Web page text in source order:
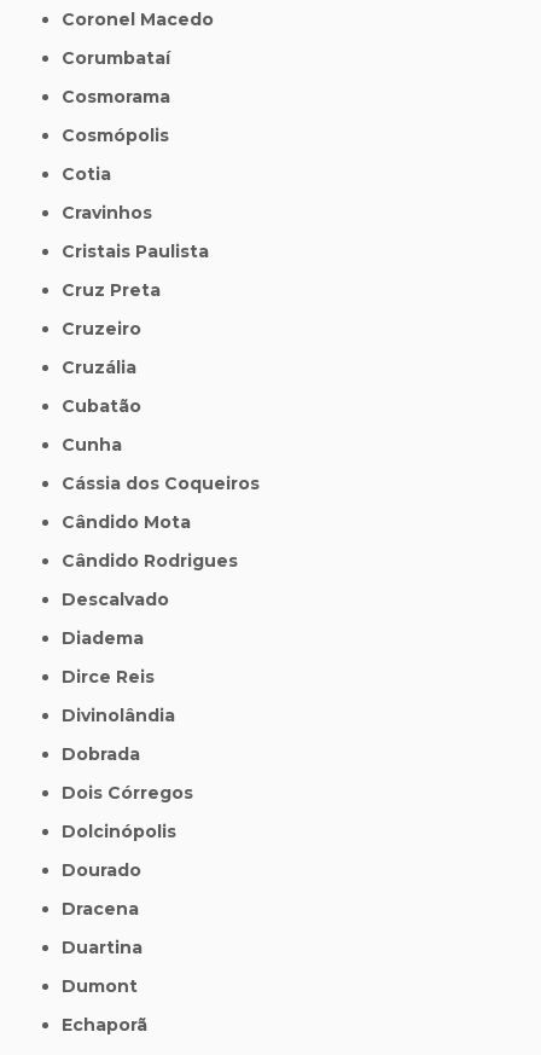
Coronel Macedo
Corumbataí
Cosmorama
Cosmópolis
Cotia
Cravinhos
Cristais Paulista
Cruz Preta
Cruzeiro
Cruzália
Cubatão
Cunha
Cássia dos Coqueiros
Cândido Mota
Cândido Rodrigues
Descalvado
Diadema
Dirce Reis
Divinolândia
Dobrada
Dois Córregos
Dolcinópolis
Dourado
Dracena
Duartina
Dumont
Echaporã